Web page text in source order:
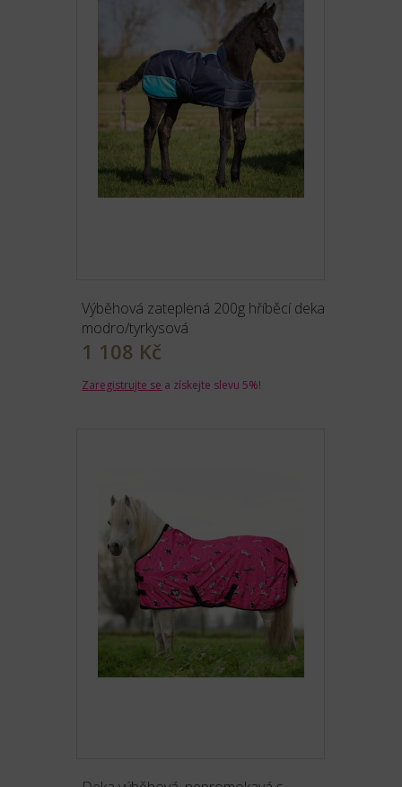
Výběhová zateplená 200g hříběcí deka
modro/tyrkysová
1 108 Kč
Zaregistrujte se a získejte slevu 5%!